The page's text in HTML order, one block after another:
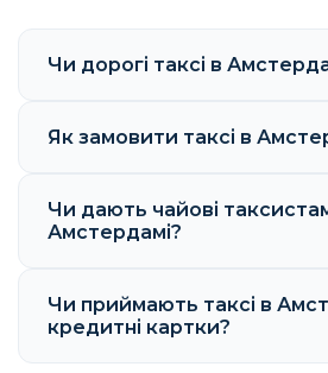
Чи дорогі таксі в
Як замовити таксі в
Чи дають чайові
Амстердамі?
Чи приймають таксі в
кредитні картки?